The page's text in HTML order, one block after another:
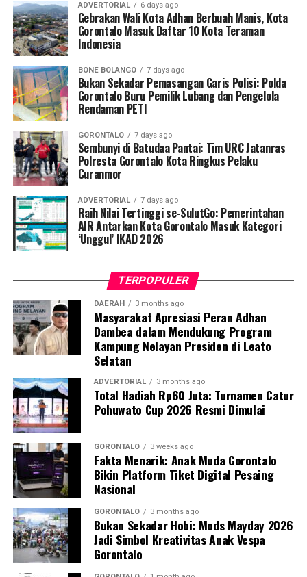
Di sisi lain, kolaborasi lintas sektoral juga terus mengalir
ke Kecamatan Biau. Mulai dari Pemerintah daerah dan
jajaran Satuan Brimob Polda Gorontalo mengerahkan
unitwater treatmentkeliling untuk mendistribusikan air
bersih yang aman dikonsumsi, mengingat sumur-sumur
warga saat ini telah tercemar material lumpur dan
limbah banjir.
akhirnya kandas. Kecurigaan pun makin menguat setelah
diketahui seluruh ABK memilih melarikan diri dan
meninggalkan muatan kapal.
“Setelah menerima laporan, personel Ditpolairud segera
meluncur untuk mengamankan lokasi dan barang bukti.
Dari hasil pemeriksaan di atas kapal, kami menemukan
39 karung yang dikemas menyerupai pupuk, namun
diduga kuat berisi bahan kimia berbahaya,” ujar Kombes
Pol. Devy Firmansyah dalam konferensi pers di Mapolda
Gorontalo.
Lebih lanjut, Kombes Devy menjelaskan bahwa para
pelaku berupaya mengecoh aparat dengan mengemas
sianida tersebut ke dalam karung pupuk bermerek “Atlas
Super Gro 16-20-0 Inorganic Fertilizer”. Setiap karung
tersebut memiliki bobot sekitar 50 kilogram dan berisi
butiran putih menyerupai batu.
Guna memastikan kandungan material di dalamnya,
penyidik Subdit Gakkum Ditpolairud Polda Gorontalo
langsung mengirimkan sampel ke Laboratorium
Forensik (Labfor) Polda Sulawesi Utara di Manado. Hasil
pengujian laboratorium mengonfirmasi secara
meyakinkan bahwa butiran putih dalam 39 karung
tersebut positif mengandung sianida.
Selain menyita 1,9 ton sianida, polisi turut
mengamankan bangkai kapal “SAR.01.1824” yang telah
rusak, beserta sisa serpihan dan mesin kapal sebagai
barang bukti.
Hingga saat ini, pihak kepolisian tengah melakukan
penyelidikan intensif dan memburu pihak-pihak yang
bertanggung jawab atas kepemilikan serta aktivitas
ADVERTORIAL 6 days ago
Gebrakan Wali Kota Adhan Berbuah Manis, Kota
Gorontalo Masuk Daftar 10 Kota Teraman
Indonesia
BONE BOLANGO 7 days ago
Bukan Sekadar Pemasangan Garis Polisi: Polda
Gorontalo Buru Pemilik Lubang dan Pengelola
Rendaman PETI
GORONTALO 7 days ago
Sembunyi di Batudaa Pantai: Tim URC Jatanras
Polresta Gorontalo Kota Ringkus Pelaku
Curanmor
ADVERTORIAL 7 days ago
Raih Nilai Tertinggi se-SulutGo: Pemerintahan
AIR Antarkan Kota Gorontalo Masuk Kategori
‘Unggul’ IKAD 2026
TERPOPULER
DAERAH 3 months ago
Masyarakat Apresiasi Peran Adhan
Dambea dalam Mendukung Program
Kampung Nelayan Presiden di Leato
Selatan
ADVERTORIAL 3 months ago
Total Hadiah Rp60 Juta: Turnamen Catur
Pohuwato Cup 2026 Resmi Dimulai
GORONTALO 3 weeks ago
Fakta Menarik: Anak Muda Gorontalo
Bikin Platform Tiket Digital Pesaing
Nasional
GORONTALO 3 months ago
Bukan Sekadar Hobi: Mods Mayday 2026
Jadi Simbol Kreativitas Anak Vespa
Gorontalo